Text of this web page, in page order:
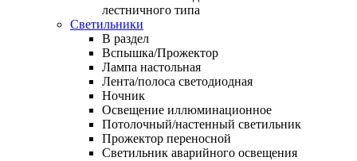
лестничного типа
Светильники
В раздел
Вспышка/Прожектор
Лампа настольная
Лента/полоса светодиодная
Ночник
Освещение иллюминационное
Потолочный/настенный светильник
Прожектор переносной
Светильник аварийного освещения